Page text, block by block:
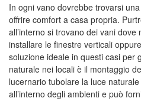
In ogni vano dovrebbe trovarsi
offrire comfort a casa propria.
all’interno si trovano dei vani dove
installare le finestre verticali
soluzione ideale in questi casi per
naturale nei locali è il montaggio
lucernario tubolare la luce
all’interno degli ambienti e può